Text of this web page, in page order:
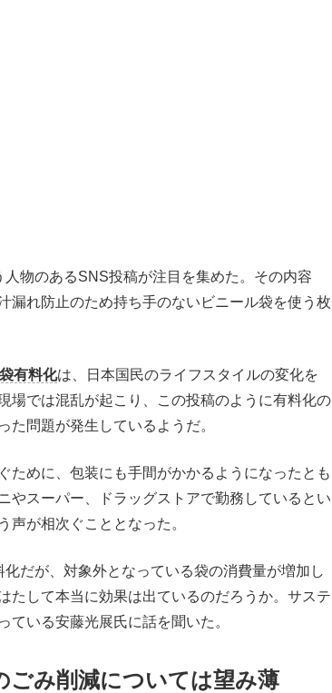
物のあるSNS投稿が注目を集めた。その内容
漏れ防止のため持ち手のないビニール袋を使う枚
有料化は、日本国民のライフスタイルの変化を
場では混乱が起こり、この投稿のように有料化の
た問題が発生しているようだ。
めに、包装にも手間がかかるようになったとも
やスーパー、ドラッグストアで勤務しているとい
声が相次ぐこととなった。
だが、対象外となっている袋の消費量が増加し
たして本当に効果は出ているのだろうか。サステ
いる安藤光展氏に話を聞いた。
ごみ削減については望み薄